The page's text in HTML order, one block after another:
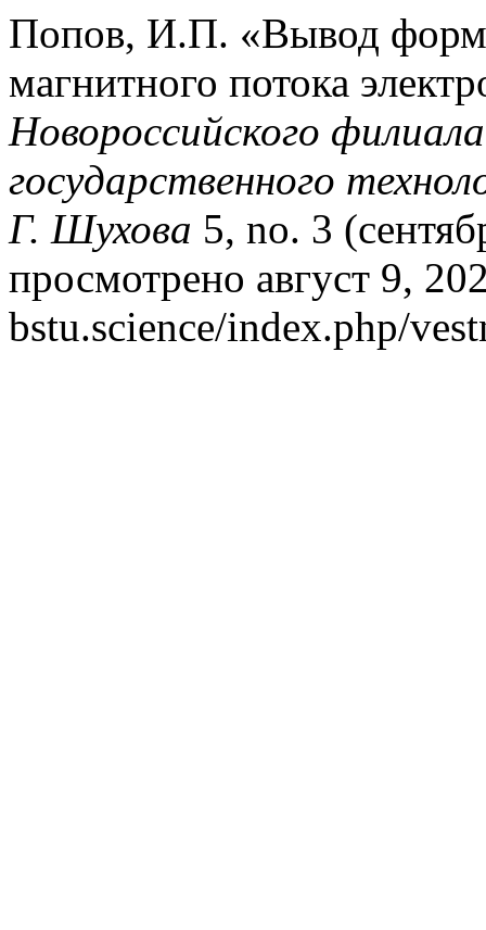
Попов, И.П. «Вывод
магнитного потока
Новороссийского
государственного
Г. Шухова 5, no. 3
просмотрено август 9,
bstu.science/index.php/